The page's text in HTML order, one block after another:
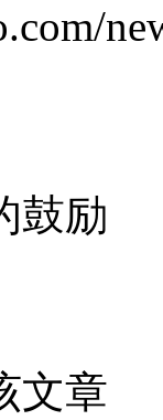
鼓励
文章